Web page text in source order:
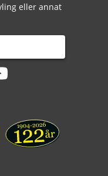
eller annat